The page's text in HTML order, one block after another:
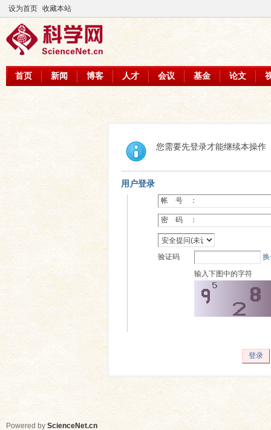
设为首页 收藏本站
首页 新闻 博客 人才 会议 基金 论文
您需要先登录才能继续本操作
用户登录
帐 号 ：
密 码 ：
验证码
输入下图中的字符
登录
Powered by ScienceNet.cn